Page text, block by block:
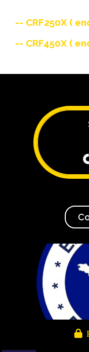
-- CRF250X (
-- CRF450X (
